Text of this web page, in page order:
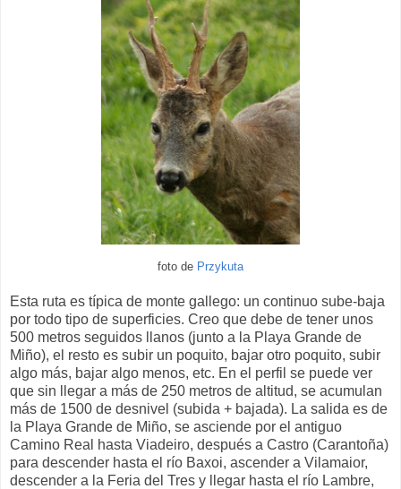
foto de Przykuta
Esta ruta es típica de monte gallego: un continuo sube-baja
por todo tipo de superficies. Creo que debe de tener unos
500 metros seguidos llanos (junto a la Playa Grande de
Miño), el resto es subir un poquito, bajar otro poquito, subir
algo más, bajar algo menos, etc. En el perfil se puede ver
que sin llegar a más de 250 metros de altitud, se acumulan
más de 1500 de desnivel (subida + bajada). La salida es de
la Playa Grande de Miño, se asciende por el antiguo
Camino Real hasta Viadeiro, después a Castro (Carantoña)
para descender hasta el río Baxoi, ascender a Vilamaior,
descender a la Feria del Tres y llegar hasta el río Lambre,